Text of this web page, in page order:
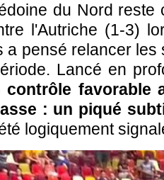
du Nord reste
l'Autriche (1-3)
a pensé relancer
Lancé en
contrôle favorable
: un piqué
logiquement